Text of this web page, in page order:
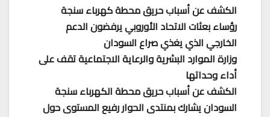
الكشف عن أسباب حريق محطة كهرباء سنجة
رؤساء بعثات الاتحاد الأوروبي يرفضون الدعم
الخارجي الذي يغذي صراع السودان
وزارة الموارد البشرية والرعاية الاجتماعية تقف على
أداء وحداتها
الكشف عن أسباب حريق محطة الكهرباء سنجة
السودان يشارك بمنتدى الحوار رفيع المستوى حول